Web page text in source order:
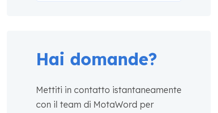
Hai domande?
Mettiti in contatto istantaneamente
con il team di MotaWord per